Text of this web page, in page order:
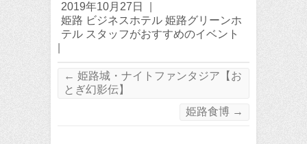
2019年10月27日
姫路 ビジネスホテル 姫路グリーンホ
テル スタッフがおすすめのイベント
← 姫路城・ナイトファンタジア【お
とぎ幻影伝】
姫路食博 →